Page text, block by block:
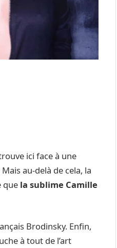
ici face à une
au-delà de cela, la
que la sublime Camille
Brodinsky. Enfin,
à tout de l’art